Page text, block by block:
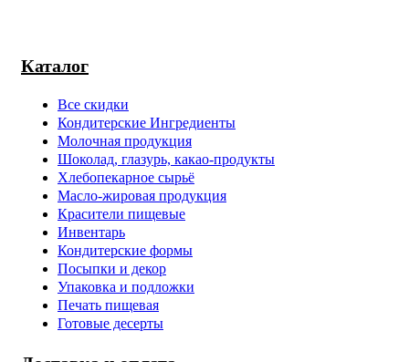
Каталог
Все скидки
Кондитерские Ингредиенты
Молочная продукция
Шоколад, глазурь, какао-продукты
Хлебопекарное сырьё
Масло-жировая продукция
Красители пищевые
Инвентарь
Кондитерские формы
Посыпки и декор
Упаковка и подложки
Печать пищевая
Готовые десерты